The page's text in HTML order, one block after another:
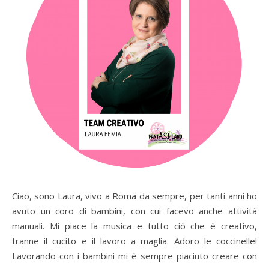
Ciao, sono Laura, vivo a Roma da sempre, per tanti anni ho
avuto un coro di bambini, con cui facevo anche attività
manuali. Mi piace la musica e tutto ciò che è creativo,
tranne il cucito e il lavoro a maglia. Adoro le coccinelle!
Lavorando con i bambini mi è sempre piaciuto creare con